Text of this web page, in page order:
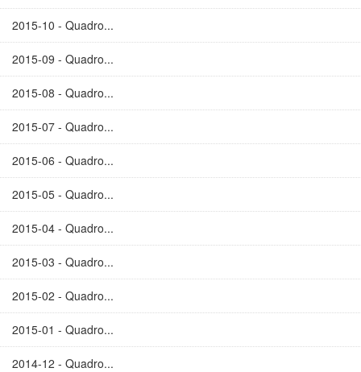
2015-10 - Quadro...
2015-09 - Quadro...
2015-08 - Quadro...
2015-07 - Quadro...
2015-06 - Quadro...
2015-05 - Quadro...
2015-04 - Quadro...
2015-03 - Quadro...
2015-02 - Quadro...
2015-01 - Quadro...
2014-12 - Quadro...